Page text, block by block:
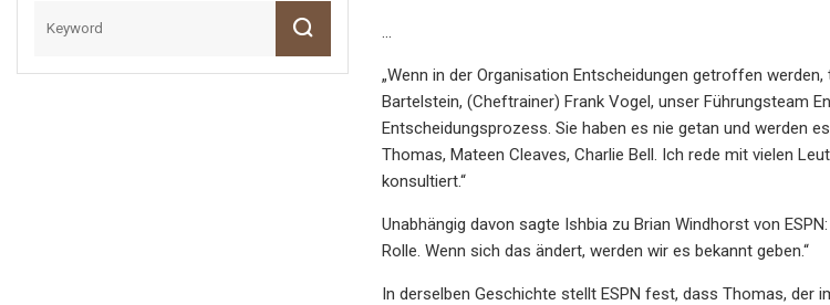
„Wenn in der Organisation Entscheidungen getroffen
Bartelstein, (Cheftrainer) Frank Vogel, unser Führungsteam
Entscheidungsprozess. Sie haben es nie getan und werden
Thomas, Mateen Cleaves, Charlie Bell. Ich rede mit vielen
konsultiert.“
Unabhängig davon sagte Ishbia zu Brian Windhorst von
Rolle. Wenn sich das ändert, werden wir es bekannt geben.“
In derselben Geschichte stellt ESPN fest, dass Thomas, der